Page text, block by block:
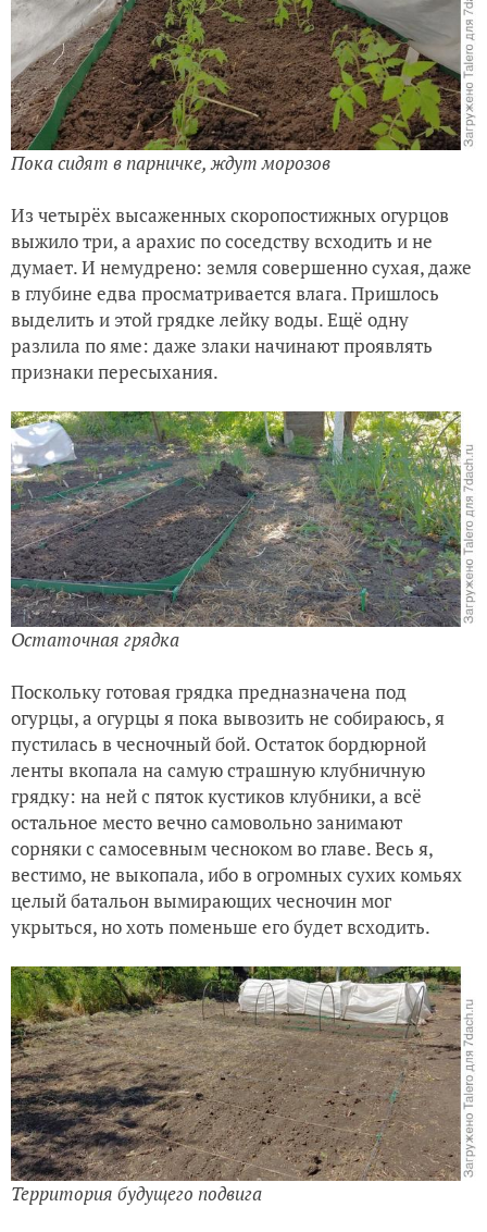
Пока сидят в парничке, ждут морозов
Из четырёх высаженных скоропостижных огурцов
выжило три, а арахис по соседству всходить и не
думает. И немудрено: земля совершенно сухая, даже
в глубине едва просматривается влага. Пришлось
выделить и этой грядке лейку воды. Ещё одну
разлила по яме: даже злаки начинают проявлять
признаки пересыхания.
Остаточная грядка
Поскольку готовая грядка предназначена под
огурцы, а огурцы я пока вывозить не собираюсь, я
пустилась в чесночный бой. Остаток бордюрной
ленты вкопала на самую страшную клубничную
грядку: на ней с пяток кустиков клубники, а всё
остальное место вечно самовольно занимают
сорняки с самосевным чесноком во главе. Весь я,
вестимо, не выкопала, ибо в огромных сухих комьях
целый батальон вымирающих чесночин мог
укрыться, но хоть поменьше его будет всходить.
Территория будущего подвига